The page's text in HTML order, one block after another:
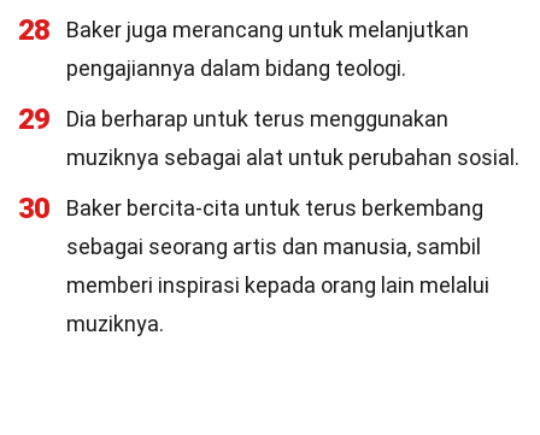
28
Baker juga merancang untuk melanjutkan
pengajiannya dalam bidang teologi.
29
Dia berharap untuk terus menggunakan
muziknya sebagai alat untuk perubahan sosial.
30
Baker bercita-cita untuk terus berkembang
sebagai seorang artis dan manusia, sambil
memberi inspirasi kepada orang lain melalui
muziknya.